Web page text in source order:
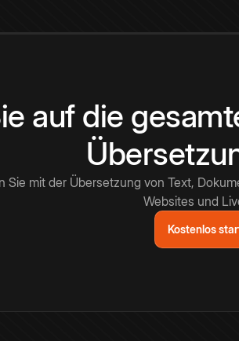
auf die
Sie mit der Übersetzung von Text,
Websites und
Kostenlos